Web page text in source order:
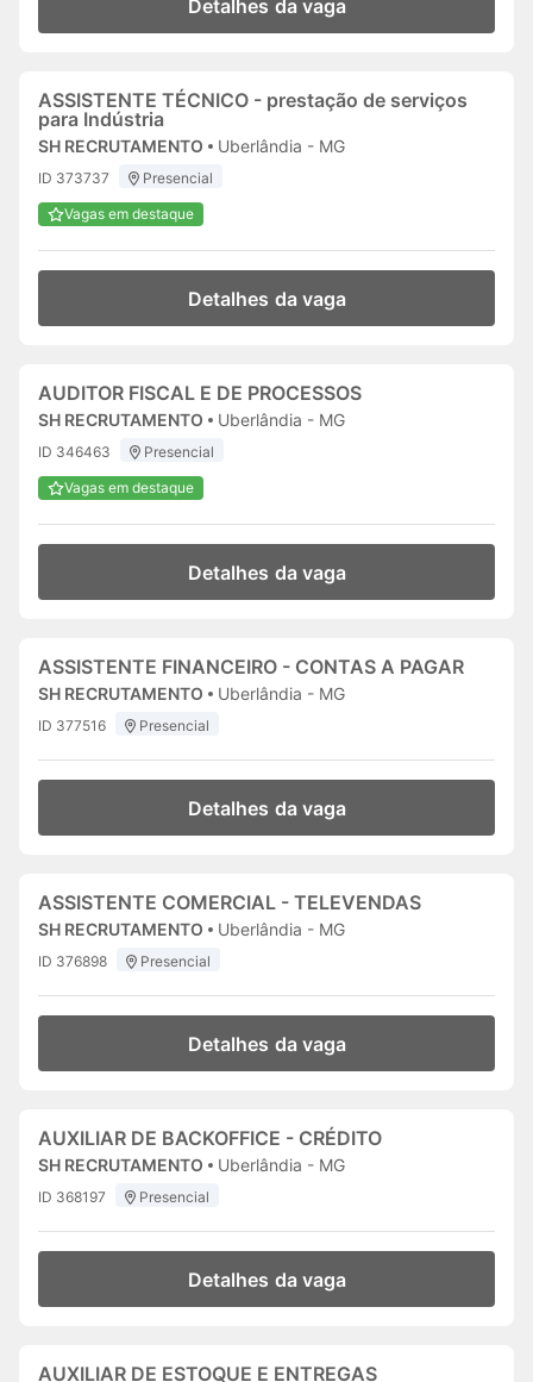
Detalhes da vaga
ASSISTENTE TÉCNICO - prestação de serviços
para Indústria
SH RECRUTAMENTO Uberlândia - MG
ID 373737
Presencial
Vagas em destaque
Detalhes da vaga
AUDITOR FISCAL E DE PROCESSOS
SH RECRUTAMENTO Uberlândia - MG
ID 346463
Presencial
Vagas em destaque
Detalhes da vaga
ASSISTENTE FINANCEIRO - CONTAS A PAGAR
SH RECRUTAMENTO Uberlândia - MG
ID 377516 Presencial
Detalhes da vaga
ASSISTENTE COMERCIAL - TELEVENDAS
SH RECRUTAMENTO Uberlândia - MG
ID 376898 Presencial
Detalhes da vaga
AUXILIAR DE BACKOFFICE - CRÉDITO
SH RECRUTAMENTO Uberlândia - MG
ID 368197 Presencial
Detalhes da vaga
AUXILIAR DE ESTOQUE E ENTREGAS